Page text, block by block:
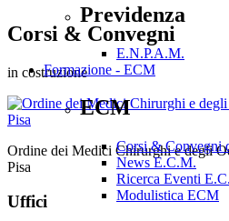
Previdenza
E.N.P.A.M.
Formazione - ECM
ECM
Corsi & Convegni
News E.C.M.
Ricerca Eventi
Modulistica ECM
Corsi & Convegni
in costruzione
Ordine dei Medici Chirurghi e degli
Pisa
Uffici